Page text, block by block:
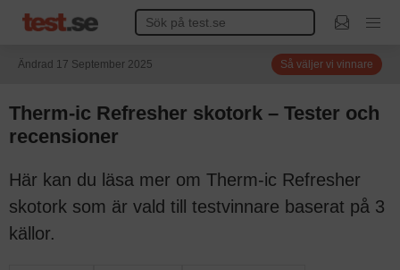
Ändrad 17 September 2025 Så väljer vi vinnare
Therm-ic Refresher skotork – Tester och
recensioner
Här kan du läsa mer om Therm-ic Refresher
skotork som är vald till testvinnare baserat på 3
källor.